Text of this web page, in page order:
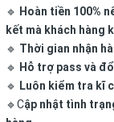
🔹 Hoàn tiền 100%
kết mà khách hàng
🔹 Thời gian nhận
🔹 Hỗ trợ pass và
🔹 Luôn kiểm tra kĩ
🔹Cập nhật tình